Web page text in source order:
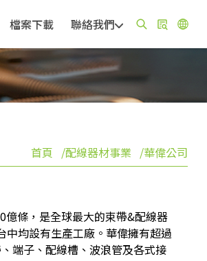
檔案下載 聯絡我們
首頁 配線器材事業 華偉公司
條，是全球最大的束帶&配線器
均設有生產工廠。華偉擁有超過
端子、配線槽、波浪管及各式接